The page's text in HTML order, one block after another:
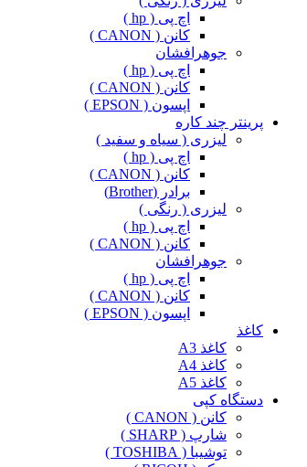
اچ پی ( hp )
کانن ( CANON )
جوهرافشان
اچ پی ( hp )
کانن ( CANON )
اپسون ( EPSON )
پرینتر چند کاره
لیزری ( سیاه و سفید )
اچ پی ( hp )
کانن ( CANON )
برادر (Brother)
لیزری ( رنگی )
اچ پی ( hp )
کانن ( CANON )
جوهرافشان
اچ پی ( hp )
کانن ( CANON )
اپسون ( EPSON )
کاغذ
کاغذ A3
کاغذ A4
کاغذ A5
دستگاه کپی
کانن ( CANON )
شارپ ( SHARP )
توشیبا ( TOSHIBA )